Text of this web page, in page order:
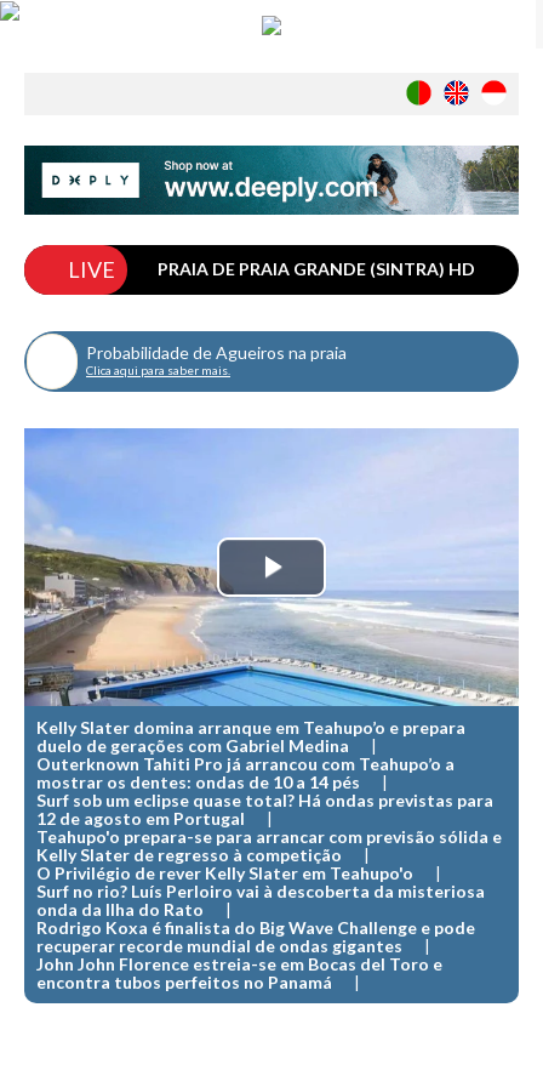
Ambiente
História
Nacional
Internacional
Crónicas
Câmaras & Report
MINHO
Moledo HD
Vila Praia de Âncora HD
Viana do Castelo HD
Viana Pontão HD
GRANDE PORTO
Aguçadoura HD
Póvoa de Varzim
Póvoa de Varzim - Ferrari HD
Azurara HD
Praia de Árvore - Areal HD
LIVE PRAIA DE PRAIA GRANDE (SINTRA) HD
Probabilidade de Agueiros na praia
Clica aqui para saber mais.
Play
Video
Kelly Slater domina arranque em Teahupo’o e prepara
duelo de gerações com Gabriel Medina
Outerknown Tahiti Pro já arrancou com Teahupo’o a
mostrar os dentes: ondas de 10 a 14 pés
Surf sob um eclipse quase total? Há ondas previstas para
12 de agosto em Portugal
Teahupo'o prepara-se para arrancar com previsão sólida e
Kelly Slater de regresso à competição
O Privilégio de rever Kelly Slater em Teahupo'o
Surf no rio? Luís Perloiro vai à descoberta da misteriosa
onda da Ilha do Rato
Rodrigo Koxa é finalista do Big Wave Challenge e pode
recuperar recorde mundial de ondas gigantes
John John Florence estreia-se em Bocas del Toro e
encontra tubos perfeitos no Panamá